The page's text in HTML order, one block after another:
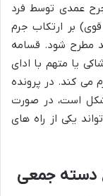
عمدی توسط فرد
بر ارتکاب جرم
مطرح شود. قسامه
یا متهم با ادای
می کند. در پرونده
است، در صورت
یکی از راه های
دسته جمعی